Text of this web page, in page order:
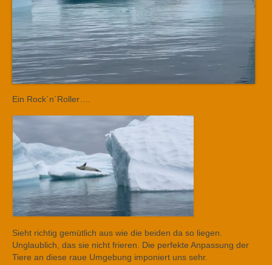
Ein Rock´n´Roller….
Sieht richtig gemütlich aus wie die beiden da so liegen.
Unglaublich, das sie nicht frieren. Die perfekte Anpassung der
Tiere an diese raue Umgebung imponiert uns sehr.